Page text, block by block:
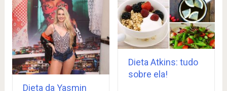
Dieta da Yasmin
Dieta Atkins: tudo
sobre ela!